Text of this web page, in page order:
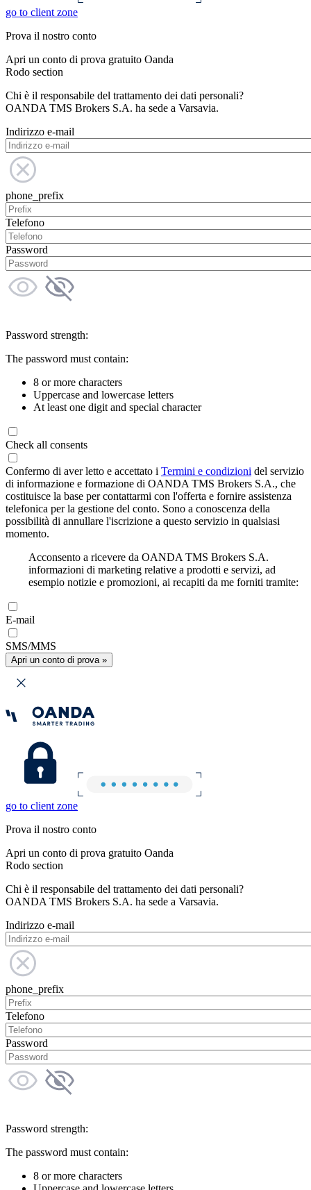
go to client zone
Prova il nostro conto
Apri un conto di prova gratuito Oanda
Rodo section
Chi è il responsabile del trattamento dei dati personali?
OANDA TMS Brokers S.A. ha sede a Varsavia.
Indirizzo e-mail
phone_prefix
Telefono
Password
Password strength:
The password must contain:
8 or more characters
Uppercase and lowercase letters
At least one digit and special character
Check all consents
Confermo di aver letto e accettato i Termini e condizioni del servizio
di informazione e formazione di OANDA TMS Brokers S.A., che
costituisce la base per contattarmi con l'offerta e fornire assistenza
telefonica per la gestione del conto. Sono a conoscenza della
possibilità di annullare l'iscrizione a questo servizio in qualsiasi
momento.
Acconsento a ricevere da OANDA TMS Brokers S.A.
informazioni di marketing relative a prodotti e servizi, ad
esempio notizie e promozioni, ai recapiti da me forniti tramite:
E-mail
SMS/MMS
Apri un conto di prova »
go to client zone
Prova il nostro conto
Apri un conto di prova gratuito Oanda
Rodo section
Chi è il responsabile del trattamento dei dati personali?
OANDA TMS Brokers S.A. ha sede a Varsavia.
Indirizzo e-mail
phone_prefix
Telefono
Password
Password strength:
The password must contain:
8 or more characters